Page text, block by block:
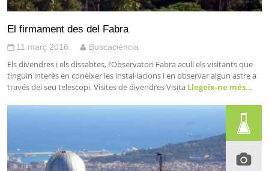
El firmament des del Fabra
11 març 2016 Buscaciència
Els divendres i els dissabtes, l’Observatori Fabra acull els visitants que
tinguin interès en conèixer les instal·lacions i en observar algun astre a
través del seu telescopi. Visites de divendres Visita Llegeix-ne més…